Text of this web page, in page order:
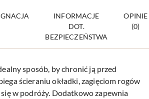
INFORMACJE
DOT.
BEZPIECZEŃSTWA
OPINIE
(0)
sposób, by chronić ją przed
ścieraniu okładki, zagięciom rogów
w podróży. Dodatkowo zapewnia